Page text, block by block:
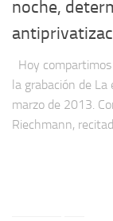
noche,
Hoy
la grabación de
marzo de 2013.
Riechmann,